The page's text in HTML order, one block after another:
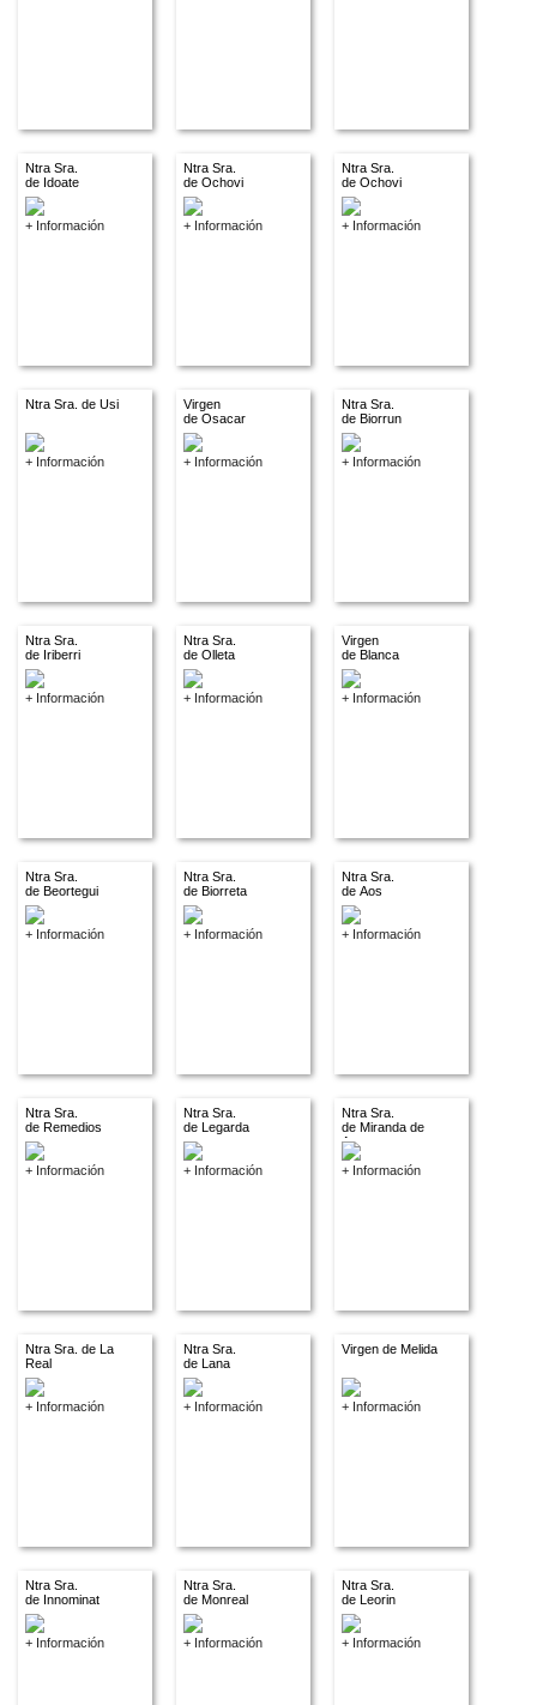
Ntra Sra.
de Idoate
+ Información
Ntra Sra.
de Ochovi
+ Información
Ntra Sra.
de Ochovi
+ Información
Ntra Sra. de Usi
+ Información
Virgen
de Osacar
+ Información
Ntra Sra.
de Biorrun
+ Información
Ntra Sra.
de Iriberri
+ Información
Ntra Sra.
de Olleta
+ Información
Virgen
de Blanca
+ Información
Ntra Sra.
de Beortegui
+ Información
Ntra Sra.
de Biorreta
+ Información
Ntra Sra.
de Aos
+ Información
Ntra Sra.
de Remedios
+ Información
Ntra Sra.
de Legarda
+ Información
Ntra Sra.
de Miranda de
Arga
+ Información
Ntra Sra. de La
Real
+ Información
Ntra Sra.
de Lana
+ Información
Virgen de Melida
+ Información
Ntra Sra.
de Innominat
+ Información
Ntra Sra.
de Monreal
+ Información
Ntra Sra.
de Leorin
+ Información